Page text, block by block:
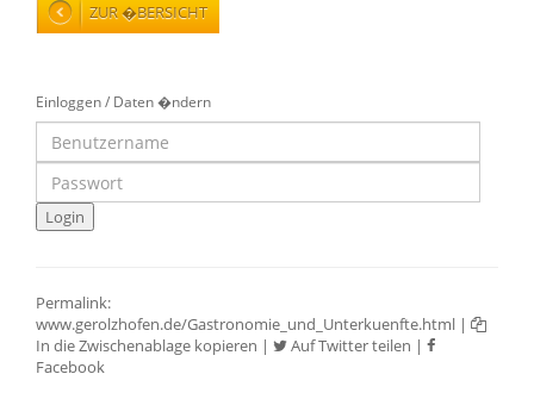
ZUR �BERSICHT
Einloggen / Daten �ndern
Permalink:
www.gerolzhofen.de/Gastronomie_und_Unterkuenfte.html |
In die Zwischenablage kopieren | Auf Twitter teilen |
Facebook